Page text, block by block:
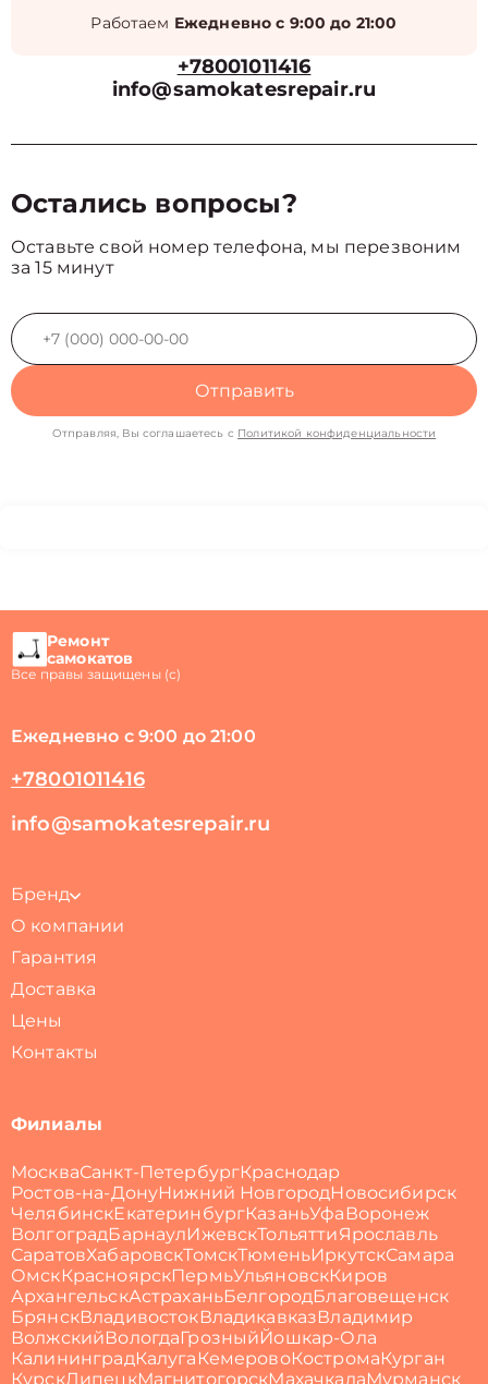
Работаем Ежедневно с 9:00 до 21:00
+78001011416
info@samokatesrepair.ru
Остались вопросы?
Оставьте свой номер телефона, мы перезвоним
за 15 минут
Отправить
Отправляя, Вы соглашаетесь с Политикой конфиденциальности
Ремонт
самокатов
Все правы защищены (с)
Ежедневно с 9:00 до 21:00
+78001011416
info@samokatesrepair.ru
Бренд
О компании
Гарантия
Доставка
Цены
Контакты
Филиалы
МоскваСанкт-ПетербургКраснодар
Ростов-на-ДонуНижний НовгородНовосибирск
ЧелябинскЕкатеринбургКазаньУфа Воронеж
ВолгоградБарнаулИжевскТольяттиЯрославль
СаратовХабаровскТомскТюменьИркутскСамара
ОмскКрасноярскПермьУльяновскКиров
АрхангельскАстраханьБелгородБлаговещенск
БрянскВладивостокВладикавказВладимир
ВолжскийВологдаГрозныйЙошкар-Ола
КалининградКалуга КемеровоКостромаКурган
КурскЛипецкМагнитогорскМахачкалаМурманск